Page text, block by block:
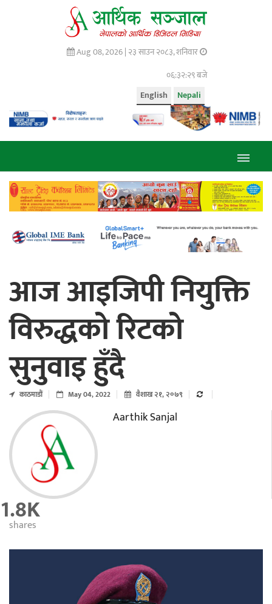
Aug 08, 2026 | २३ साउन २०८३, शनिवार
०६:३२:३० बजे
Nepali
English
आज आइजिपी नियुक्ति
विरुद्धको रिटको
सुनुवाइ हुँदै
काठमाडाैं May 04, 2022 वैशाख २१, २०७९
Aarthik Sanjal
1.8K
shares